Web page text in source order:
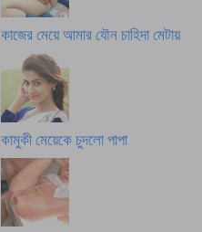
কাজের মেয়ে আমার যৌন চাহিদা মেটায়
কামুকী মেয়েকে চুদলো পাপা